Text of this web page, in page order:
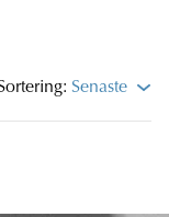
Senaste